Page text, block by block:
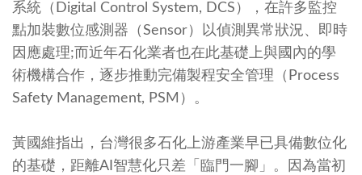
系統（Digital Control System, DCS），在許多監控
點加裝數位感測器（Sensor）以偵測異常狀況、即時
因應處理;而近年石化業者也在此基礎上與國內的學
術機構合作，逐步推動完備製程安全管理（Process
Safety Management, PSM）。
黃國維指出，台灣很多石化上游產業早已具備數位化
的基礎，距離AI智慧化只差「臨門一腳」。因為當初